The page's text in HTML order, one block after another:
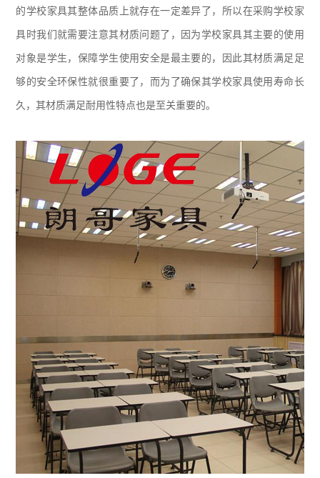
的学校家具其整体品质上就存在一定差异了，所以在采购学校家
具时我们就需要注意其材质问题了，因为学校家具其主要的使用
对象是学生，保障学生使用安全是最主要的，因此其材质满足足
够的安全环保性就很重要了，而为了确保其学校家具使用寿命长
久，其材质满足耐用性特点也是至关重要的。